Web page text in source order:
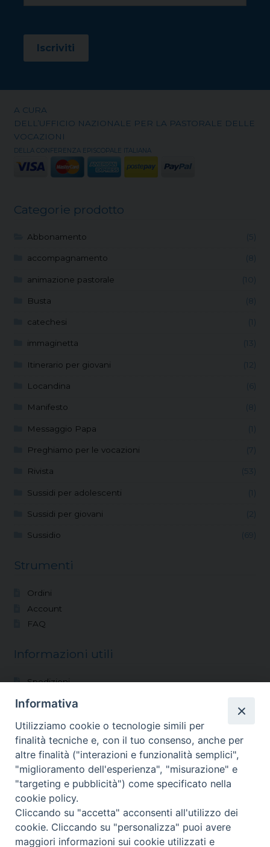
A CURA
DELL’UFFICIO NAZIONALE PER LA PASTORALE DELLE
VOCAZIONI
DELLA CONFERENZA EPISCOPALE ITALIANA
Categorie prodotto
Abbonamento (5)
accompagnamento (8)
animazione pastorale (10)
Busta (8)
catechesi (1)
immaginetta (13)
Itinerario per giovani (12)
Locandina (6)
Manifesto (8)
Messaggio Papa (1)
Preghiamo per le vocazioni (7)
Rivista (53)
Sussidi per adolescenti (1)
Sussidi per giovani (2)
Sussidio (69)
Strumenti
Ordini
Account
FAQ
Informazioni utili
Spedizioni
Modalità di pagamento
Reso
Vocazioni
Shop
Blog
Chi siamo
Contatti
Informativa
Utilizziamo cookie o tecnologie simili per
finalità tecniche e, con il tuo consenso, anche per
altre finalità ("interazioni e funzionalità semplici",
"miglioramento dell'esperienza", "misurazione" e
"targeting e pubblicità") come specificato nella
cookie policy.
Cliccando su "accetta" acconsenti all'utilizzo dei
cookie. Cliccando su "personalizza" puoi avere
maggiori informazioni sui cookie utilizzati e